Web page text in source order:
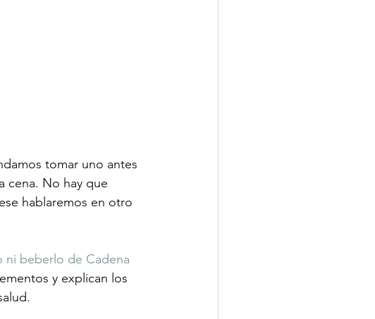
tomar uno antes
cena. No hay que
hablaremos en otro
ni beberlo de Cadena
y explican los